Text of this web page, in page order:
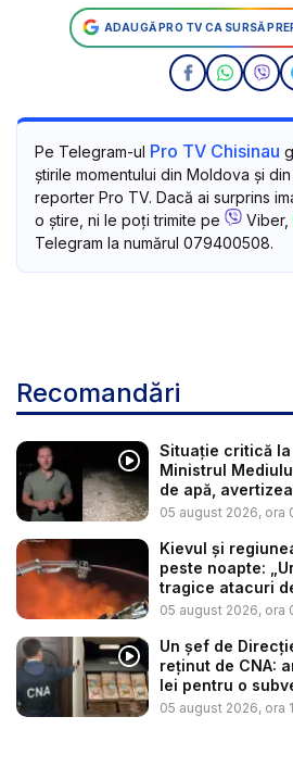
ADAUGĂ PRO TV CA SURSĂ
Pe Telegram-ul Pro TV Chisinau
știrile momentului din Moldova și
reporter Pro TV. Dacă ai surprins
o știre, ni le poți trimite pe
Viber,
Telegram la numărul 079400508.
Recomandări
Situație critică
Ministrul
de apă,
re...
05 august 2026, ora
Kievul și
peste noapte:
tragice atacuri
05 august 2026, ora
Un șef de
reținut de CNA:
lei pentru o
05 august 2026, ora